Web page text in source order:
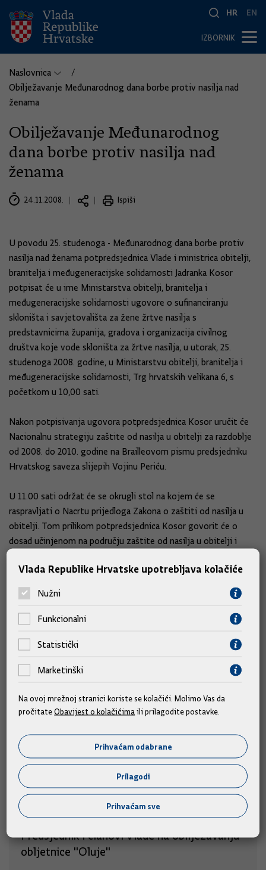
HR EN
IZBORNIK
Naslovnica
Obilježavanje Međunarodnog dana borbe protiv nasilja nad
ženama
Obilježavanje Međunarodnog
dana borbe protiv nasilja nad
ženama
24.11.2008. Ispiši
U povodu 25. studenoga - Međunarodnog dana borbe protiv
nasilja nad ženama potpredsjednica Vlade i ministrica obitelji,
branitelja i međugeneracijske solidarnosti Jadranka Kosor
potpisat će u ime Ministarstva obitelji, branitelja i
međugeneracijske solidarnosti ugovore o sufinanciranju
skloništa i savjetovališta za žene žrtve nasilja s
predstavnicima županija, gradova i organizacija civilnog
društva koje vode skloništa za žrtve nasilja, u utorak, 25.
studenoga 2008. godine, u Ministarstvu obitelji, branitelja i
međugeneracijske solidarnosti, Trg hrvatskih velikana 6, s
početkom u 10,00 sati.
Nakon potpisivanja ugovora potpredsjednica Kosor uručit će
Nacionalnu strategiju zaštite od nasilja u obitelji za razdoblje
od 2008. do 2010. godine na Brailleovom pismu predsjedniku
Hrvatskog saveza slijepih Vojinu Periću.
U 11.00 sati održat će se okrugli stol na kojem će se
raspravljati o Nacrtu prijedloga Zakona o zaštiti od nasilja u
obitelji. Tom prilikom potpredsjednica Kosor govorit će o
dosad učinjenom na području zaštite od nasilja u obitelji i
Slične vijesti
Predsjednik i članovi Vlade na obilježavanju
obljetnice "Oluje"
Vlada Republike Hrvatske upotrebljava kolačiće
Nužni
Funkcionalni
Statistički
Marketinški
Na ovoj mrežnoj stranici koriste se kolačići. Molimo Vas da
pročitateObavijest o kolačićima ili prilagodite postavke.
Prihvaćam odabrane
Prilagodi
Prihvaćam sve